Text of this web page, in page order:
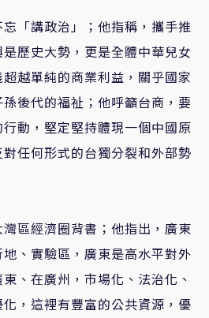
「講政治」；他指稱，攜手推
歷史大勢，更是全體中華兒女
越單純的商業利益，關乎國家
後代的福祉；他呼籲台商，要
動，堅定堅持體現一個中國原
任何形式的台獨分裂和外部勢
區經濟圈背書；他指出，廣東
、實驗區，廣東是高水平對外
、在廣州，市場化、法治化、
，這裡有豐富的公共資源，優